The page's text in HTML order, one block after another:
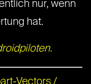
nur, wenn
hat.
Vectors /